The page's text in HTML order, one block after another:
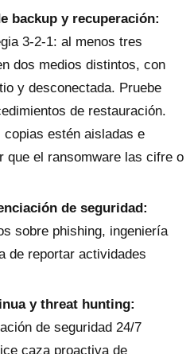
backup y recuperación:
3-2-1: al menos tres
dos medios distintos, con
y desconectada. Pruebe
de restauración.
estén aisladas e
que el ransomware las cifre o
de seguridad:
sobre phishing, ingeniería
de reportar actividades
y threat hunting:
de seguridad 24/7
caza proactiva de